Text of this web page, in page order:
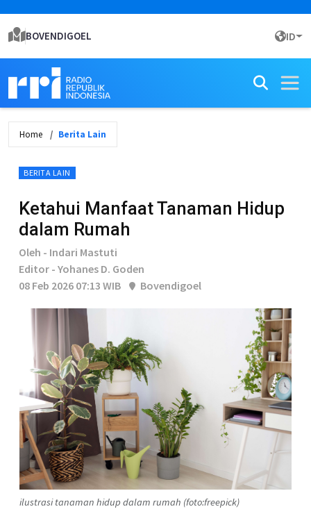
BOVENDIGOEL ID
Home Berita Lain
BERITA LAIN
Ketahui Manfaat Tanaman Hidup
dalam Rumah
Oleh - Indari Mastuti
Editor - Yohanes D. Goden
08 Feb 2026 07:13 WIB
Bovendigoel
ilustrasi tanaman hidup dalam rumah (foto:freepick)